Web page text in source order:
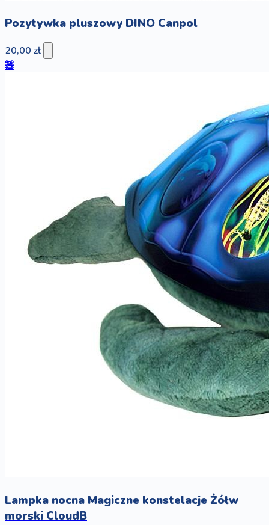
Pozytywka pluszowy DINO Canpol
20,00 zł
🧸
Lampka nocna Magiczne konstelacje Żółw
morski CloudB